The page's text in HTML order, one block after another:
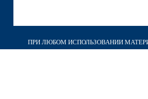
ПРИ ЛЮБОМ ИСПОЛЬЗОВАНИИ